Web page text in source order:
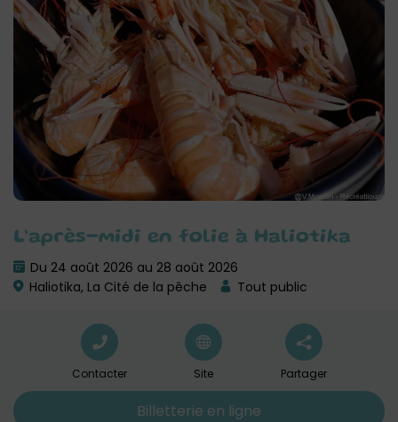
L’après-midi en folie à Haliotika
Du 24 août 2026 au 28 août 2026
Haliotika, La Cité de la pêche
Tout public
Contacter Site Partager
Billetterie en ligne